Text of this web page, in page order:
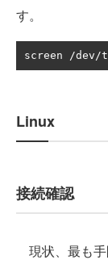
す。
screen /dev/
Linux
接続確認
現状、最も